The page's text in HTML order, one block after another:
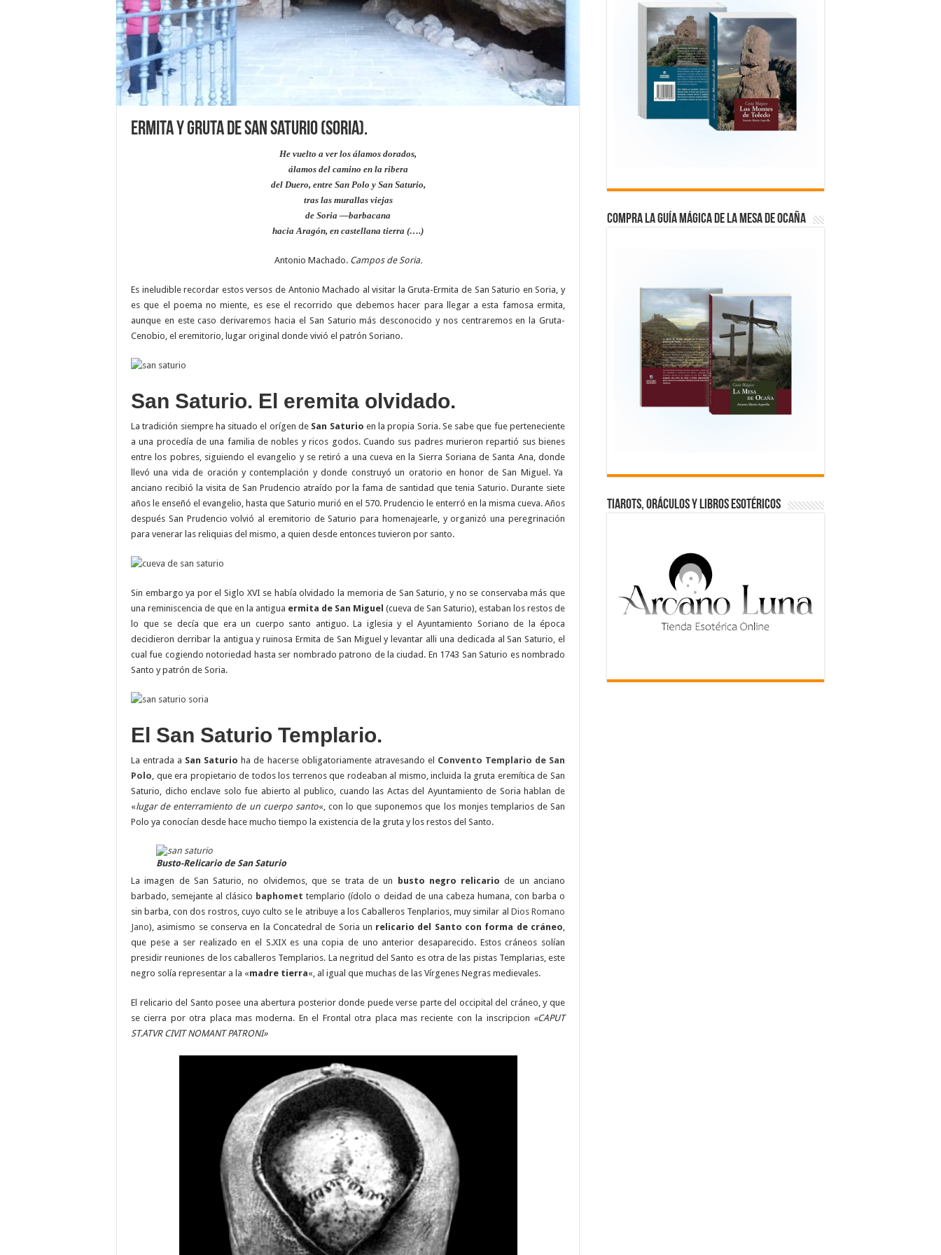
Ermita y Gruta de San Saturio (Soria).
He vuelto a ver los álamos dorados,
álamos del camino en la ribera
del Duero, entre San Polo y San Saturio,
tras las murallas viejas
de Soria —barbacana
hacia Aragón, en castellana tierra (….)
Antonio Machado. Campos de Soria.
Es ineludible recordar estos versos de Antonio Machado al visitar la Gruta-Ermita de San Saturio en Soria, y
es que el poema no miente, es ese el recorrido que debemos hacer para llegar a esta famosa ermita,
aunque en este caso derivaremos hacia el San Saturio más desconocido y nos centraremos en la Gruta-
Cenobio, el eremitorio, lugar original donde vivió el patrón Soriano.
San Saturio. El eremita olvidado.
La tradición siempre ha situado el orígen de San Saturio en la propia Soria. Se sabe que fue perteneciente
a una procedía de una familia de nobles y ricos godos. Cuando sus padres murieron repartió sus bienes
entre los pobres, siguiendo el evangelio y se retiró a una cueva en la Sierra Soriana de Santa Ana, donde
llevó una vida de oración y contemplación y donde construyó un oratorio en honor de San Miguel. Ya
anciano recibió la visita de San Prudencio atraído por la fama de santidad que tenia Saturio. Durante siete
años le enseñó el evangelio, hasta que Saturio murió en el 570. Prudencio le enterró en la misma cueva. Años
después San Prudencio volvió al eremitorio de Saturio para homenajearle, y organizó una peregrinación
para venerar las reliquias del mismo, a quien desde entonces tuvieron por santo.
Sin embargo ya por el Siglo XVI se había olvidado la memoria de San Saturio, y no se conservaba más que
una reminiscencia de que en la antigua ermita de San Miguel (cueva de San Saturio), estaban los restos de
lo que se decía que era un cuerpo santo antiguo. La iglesia y el Ayuntamiento Soriano de la época
decidieron derribar la antigua y ruinosa Ermita de San Miguel y levantar alli una dedicada al San Saturio, el
cual fue cogiendo notoriedad hasta ser nombrado patrono de la ciudad. En 1743 San Saturio es nombrado
Santo y patrón de Soria.
El San Saturio Templario.
La entrada a San Saturio ha de hacerse obligatoriamente atravesando el Convento Templario de San
Polo, que era propietario de todos los terrenos que rodeaban al mismo, incluida la gruta eremítica de San
Saturio, dicho enclave solo fue abierto al publico, cuando las Actas del Ayuntamiento de Soria hablan de
«lugar de enterramiento de un cuerpo santo«, con lo que suponemos que los monjes templarios de San
Polo ya conocían desde hace mucho tiempo la existencia de la gruta y los restos del Santo.
Busto-Relicario de San Saturio
La imagen de San Saturio, no olvidemos, que se trata de un busto negro relicario de un anciano
barbado, semejante al clásico baphomet templario (ídolo o deidad de una cabeza humana, con barba o
sin barba, con dos rostros, cuyo culto se le atribuye a los Caballeros Tenplarios, muy similar al Dios Romano
Jano), asimismo se conserva en la Concatedral de Soria un relicario del Santo con forma de cráneo
que pese a ser realizado en el S.XIX es una copia de uno anterior desaparecido. Estos cráneos solían
presidir reuniones de los caballeros Templarios. La negritud del Santo es otra de las pistas Templarias, este
negro solía representar a la «madre tierra«, al igual que muchas de las Vírgenes Negras medievales.
El relicario del Santo posee una abertura posterior donde puede verse parte del occipital del cráneo, y que
se cierra por otra placa mas moderna. En el Frontal otra placa mas reciente con la inscripcion «CAPUT
ST.ATVR CIVIT NOMANT PATRONI»
COMPRA LA GUÍA MÁGICA DE LA MESA DE OCAÑA
TIAROTS, ORÁCULOS Y LIBROS ESOTÉRICOS